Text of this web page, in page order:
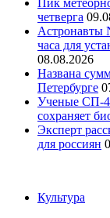
четверга
Астронавты
часа для
08.08.2026
Названа
Петербурге
Ученые СП-
сохраняет
Эксперт
для россиян
CategoriesКультура